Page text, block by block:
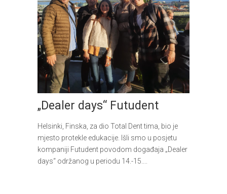
„Dealer days“ Futudent
Helsinki, Finska, za dio Total Dent tima, bio je
mjesto protekle edukacije. Išli smo u posjetu
kompaniji Futudent povodom događaja „Dealer
days“ održanog u periodu 14.-15....